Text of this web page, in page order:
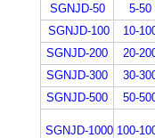
SGNJD-50
5-50
SGNJD-100
10-
SGNJD-200
20-
SGNJD-300
30-
SGNJD-500
50-
SGNJD-1000 100-